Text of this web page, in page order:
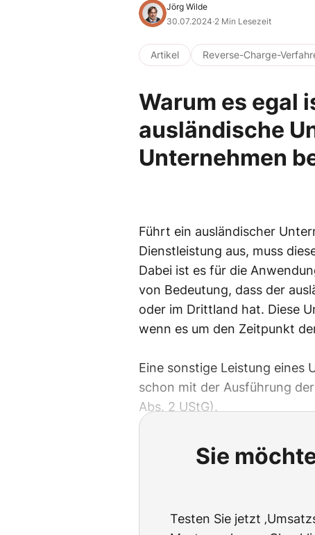
Jörg Wilde
30.07.2024·2 Min Lesezeit
Artikel Reverse-Charge-
Warum es egal
ausländische
Unternehmen
Führt ein ausländischer
Dienstleistung aus, muss
Dabei ist es für die
von Bedeutung, dass der
oder im Drittland hat. Diese
wenn es um den Zeitpunkt
Eine sonstige Leistung eines
schon mit der Ausführung
Abs. 2 UStG).
Sie
Testen Sie jetzt